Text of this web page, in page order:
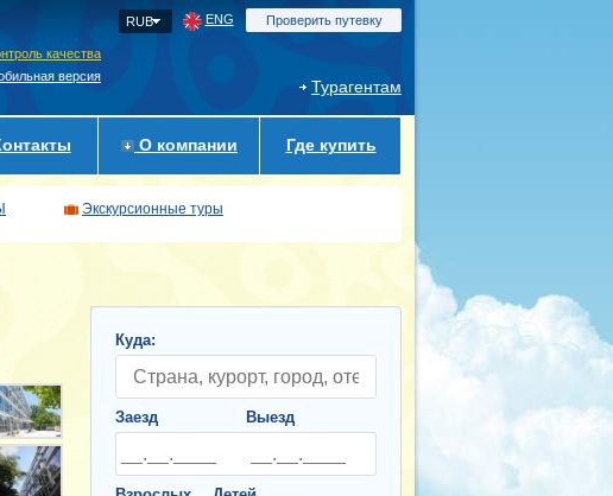
качества
версия
RUB ENG Проверить путевку
Турагентам
О компании Где купить
Экскурсионные туры
Куда:
Заезд Выезд